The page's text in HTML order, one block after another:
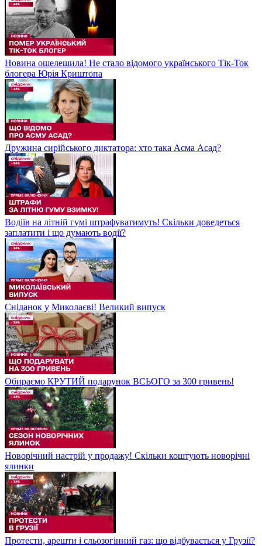
Новина ошелешила! Не стало відомого українського Тік-Ток
блогера Юрія Криштопа
Дружина сирійського диктатора: хто така Асма Асад?
Водіїв на літній гумі штрафуватимуть! Скільки доведеться
заплатити і що думають водії?
Сніданок у Миколаєві! Великий випуск
Обираємо КРУТИЙ подарунок ВСЬОГО за 300 гривень!
Новорічний настрій у продажу! Скільки коштують новорічні
ялинки
Протести, арешти і сльозогінний газ: що відбувається у Грузії?